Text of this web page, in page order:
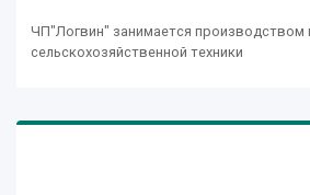
ЧП"Логвин" занимается производством
сельскохозяйственной техники